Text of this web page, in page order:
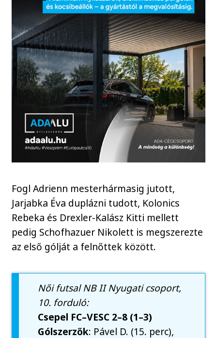
Fogl Adrienn mesterhármasig jutott,
Jarjabka Éva duplázni tudott, Kolonics
Rebeka és Drexler-Kalász Kitti mellett
pedig Schofhazuer Nikolett is megszerezte
az első gólját a felnőttek között.
Női futsal NB II Nyugati csoport,
10. forduló:
Csepel FC–VESC 2–8 (1–3)
Gólszerzők: Pável D. (15. perc),